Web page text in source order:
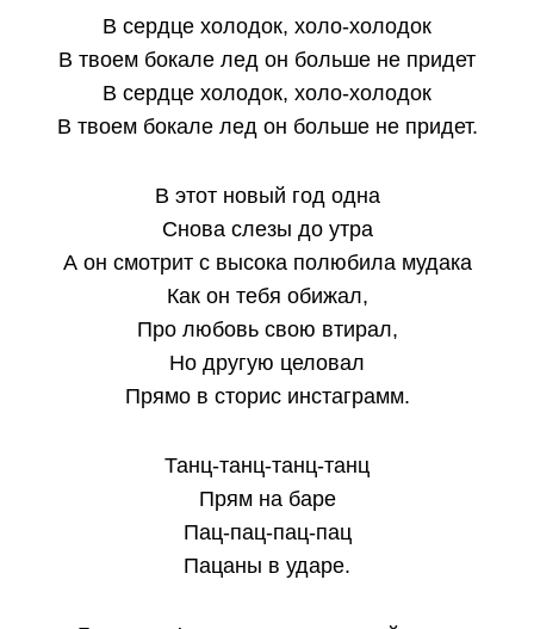
В сердце холодок, холо-холодок
В твоем бокале лед он больше не придет
В сердце холодок, холо-холодок
В твоем бокале лед он больше не придет.
В этот новый год одна
Снова слезы до утра
А он смотрит с высока полюбила мудака
Как он тебя обижал,
Про любовь свою втирал,
Но другую целовал
Прямо в сторис инстаграмм.
Танц-танц-танц-танц
Прям на баре
Пац-пац-пац-пац
Пацаны в ударе.